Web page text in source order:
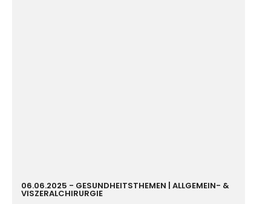
06.06.2025 - GESUND­HEITSTHEMEN | ALLGEMEIN- &
VISZERAL­CHIRURGIE